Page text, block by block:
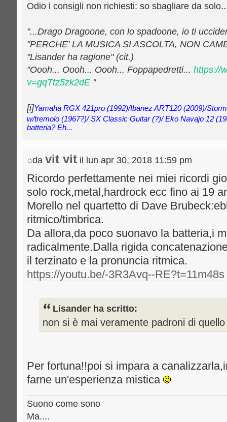
Odio i consigli non richiesti: so sbagliare da
"...Drago Dragoone, con lo spadoone, io ti
"PERCHE' LA MUSICA SI ASCOLTA, NON
"Lisander ha ragione" (cit.)
"Oooh... Oooh... Oooh... Foppapedretti... https://
v=gqTtz5zk2dE "
[i]Yamaha RGX 421pro (1992)/Ibanez ART120 (2009)/
w/tremolo (1967?)/ SX Classic Guitar (?)/ Eko Navajo 12
batteria? Eh...
da vit vit il lun apr 30, 2018 11:59 pm
Ricordo perfettamente nei miei ricordi
solo rock,metal,hardrock ecc fino ai 19
Morello nel quartetto di Dave
ritmico/timbrica.
Da allora,da poco suonavo la batteria,i
radicalmente.Dalla rigida
il terzinato e la pronuncia ritmica.
https://youtu.be/-3R3Avq--RE?t=11m48s
Lisander ha scritto:
non si è mai veramente padroni di
Per fortuna!!poi si impara a
farne un'esperienza mistica
Suono come sono
Ma....